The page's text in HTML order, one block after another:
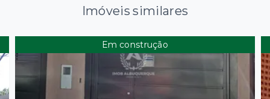
Imóveis similares
Em construção